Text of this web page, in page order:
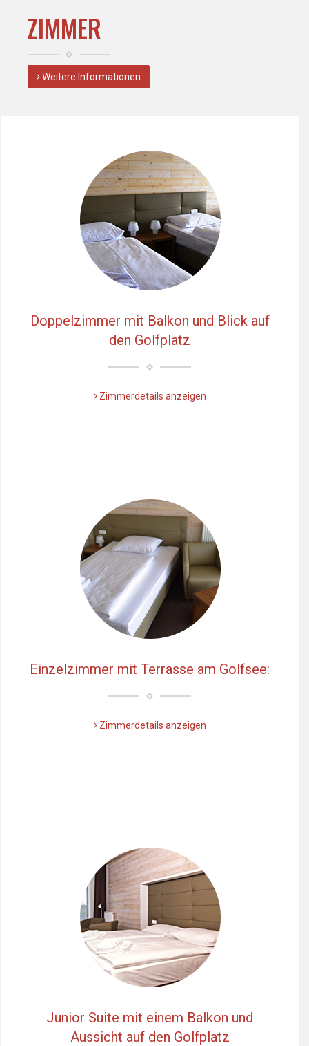
ZIMMER
Weitere Informationen
Doppelzimmer mit Balkon und Blick auf
den Golfplatz
Zimmerdetails anzeigen
Einzelzimmer mit Terrasse am Golfsee:
Zimmerdetails anzeigen
Junior Suite mit einem Balkon und
Aussicht auf den Golfplatz